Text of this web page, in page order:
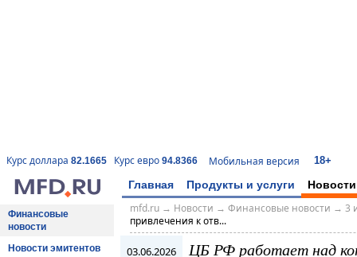
Курс доллара 82.1665 Курс евро 94.8366 Мобильная версия 18+
Главная Продукты и услуги Новости
Финансовые
новости
Новости эмитентов
mfd.ru→ Новости → Финансовые новости → 3
привлечения к отв...
03.06.2026
ЦБ РФ работает над